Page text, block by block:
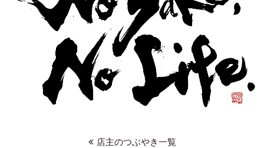
店主のつぶやき一覧